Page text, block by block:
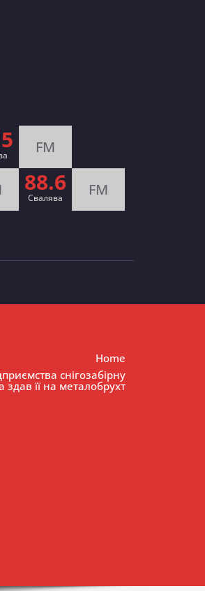
FM
88.6
Cвалява FM
Home
снігозабірну
її на металобрухт